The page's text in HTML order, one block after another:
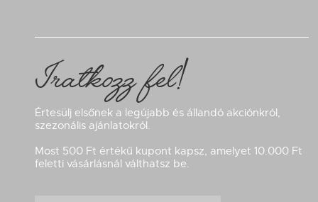
Iratkozz fel!
Értesülj elsőnek a legújabb és állandó akciónkról,
szezonális ajánlatokról.
Most 500 Ft értékű kupont kapsz, amelyet 10.000 Ft
feletti vásárlásnál válthatsz be.